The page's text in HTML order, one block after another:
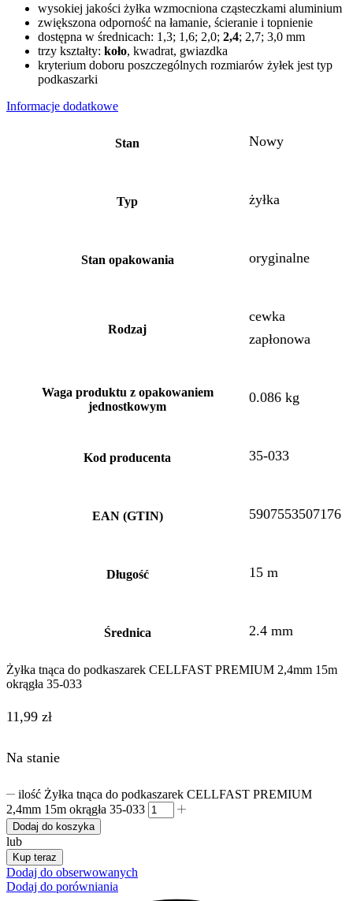
wysokiej jakości żyłka wzmocniona cząsteczkami aluminium
zwiększona odporność na łamanie, ścieranie i topnienie
dostępna w średnicach: 1,3; 1,6; 2,0; 2,4; 2,7; 3,0 mm
trzy kształty: koło, kwadrat, gwiazdka
kryterium doboru poszczególnych rozmiarów żyłek jest typ
podkaszarki
Informacje dodatkowe
Stan Nowy
Typ żyłka
Stan opakowania oryginalne
Rodzaj
cewka
zapłonowa
Waga produktu z opakowaniem
jednostkowym
0.086 kg
Kod producenta 35-033
EAN (GTIN) 5907553507176
Długość 15 m
Średnica 2.4 mm
Żyłka tnąca do podkaszarek CELLFAST PREMIUM 2,4mm 15m
okrągła 35-033
11,99 zł
Na stanie
ilość Żyłka tnąca do podkaszarek CELLFAST PREMIUM
2,4mm 15m okrągła 35-033
Dodaj do koszyka
lub
Kup teraz
Dodaj do obserwowanych
Dodaj do porówniania